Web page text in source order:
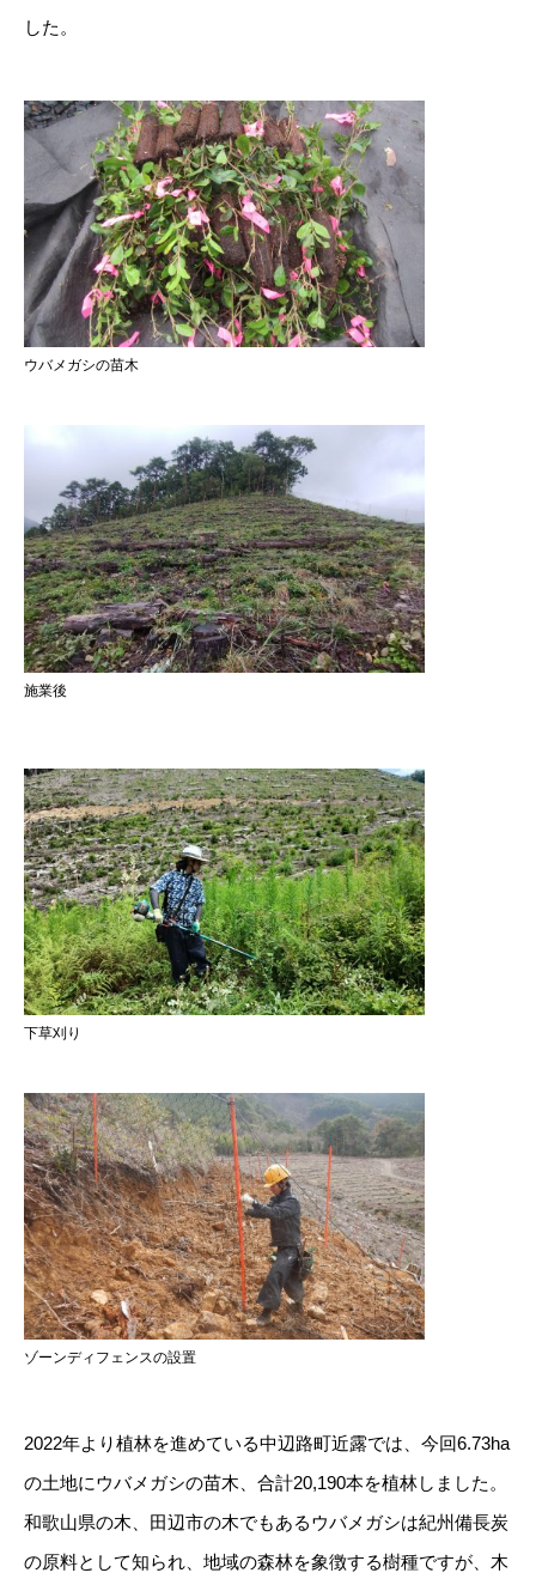
した。
ウバメガシの苗木
施業後
下草刈り
ゾーンディフェンスの設置
2022年より植林を進めている中辺路町近露では、今回6.73ha
の土地にウバメガシの苗木、合計20,190本を植林しました。
和歌山県の木、田辺市の木でもあるウバメガシは紀州備長炭
の原料として知られ、地域の森林を象徴する樹種ですが、木